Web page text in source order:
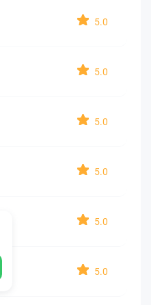
5.0
5.0
5.0
5.0
5.0
5.0